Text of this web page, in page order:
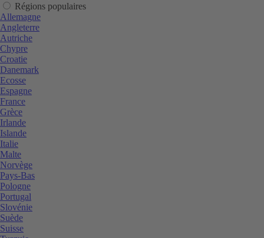
Régions populaires
Allemagne
Angleterre
Autriche
Chypre
Croatie
Danemark
Ecosse
Espagne
France
Grèce
Irlande
Islande
Italie
Malte
Norvège
Pays-Bas
Pologne
Portugal
Slovénie
Suède
Suisse